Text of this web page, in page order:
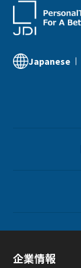
Japanese
企業情報